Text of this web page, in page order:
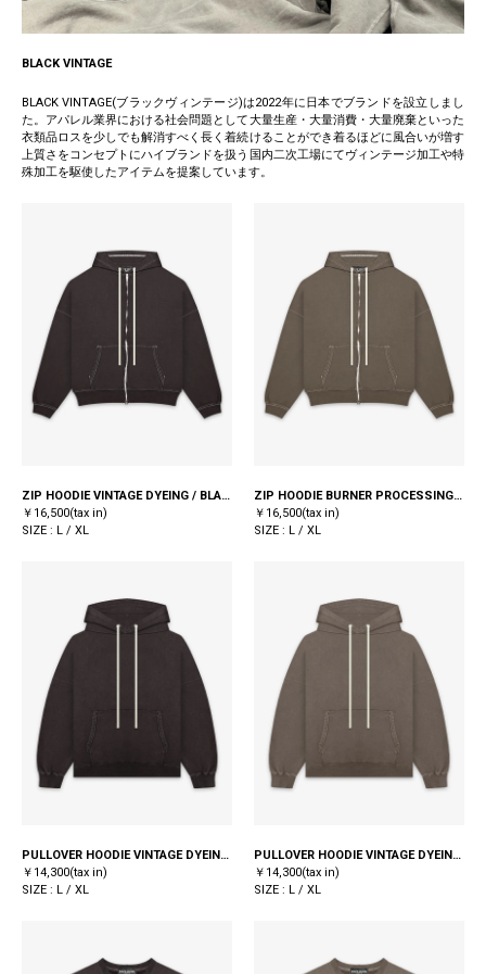
BLACK VINTAGE
BLACK VINTAGE(ブラックヴィンテージ)は2022年に日本でブランドを設立しまし
た。アパレル業界における社会問題として大量生産・大量消費・大量廃棄といった
衣類品ロスを少しでも解消すべく長く着続けることができ着るほどに風合いが増す
上質さをコンセプトにハイブランドを扱う国内二次工場にてヴィンテージ加工や特
殊加工を駆使したアイテムを提案しています。
ZIP HOODIE VINTAGE DYEING / BLACK
￥16,500(tax in)
SIZE : L / XL
ZIP HOODIE BURNER PROCESSING / KHAKI
￥16,500(tax in)
SIZE : L / XL
PULLOVER HOODIE VINTAGE DYEING / BLACK
￥14,300(tax in)
SIZE : L / XL
PULLOVER HOODIE VINTAGE DYEING / KHAKI
￥14,300(tax in)
SIZE : L / XL